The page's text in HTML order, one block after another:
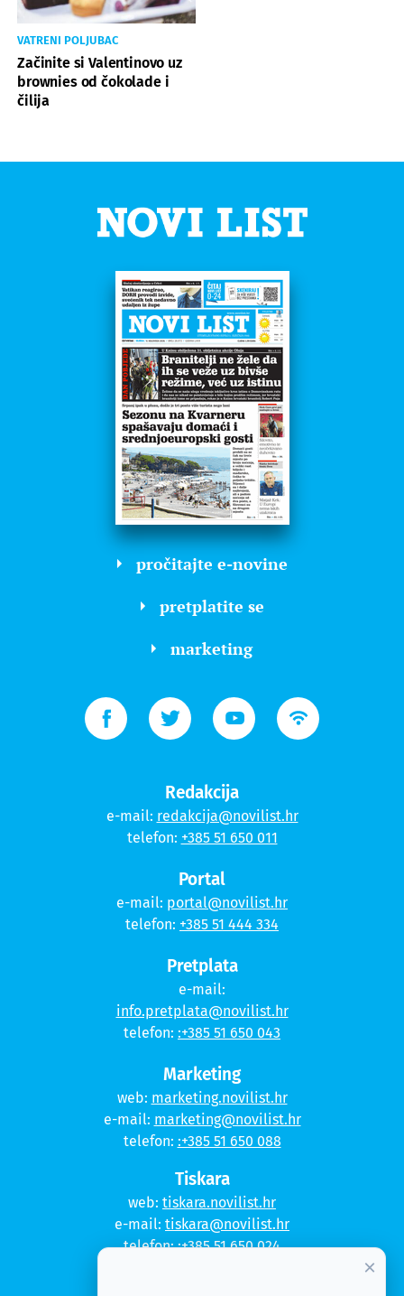
VATRENI POLJUBAC
Začinite si Valentinovo uz
brownies od čokolade i
čilija
pročitajte e-novine
pretplatite se
marketing
Redakcija
e-mail: redakcija@novilist.hr
telefon: +385 51 650 011
Portal
e-mail: portal@novilist.hr
telefon: +385 51 444 334
Pretplata
e-mail:
info.pretplata@novilist.hr
telefon: :+385 51 650 043
Marketing
web: marketing.novilist.hr
e-mail: marketing@novilist.hr
telefon: :+385 51 650 088
Tiskara
web: tiskara.novilist.hr
e-mail: tiskara@novilist.hr
telefon::+385 51 650 024
×